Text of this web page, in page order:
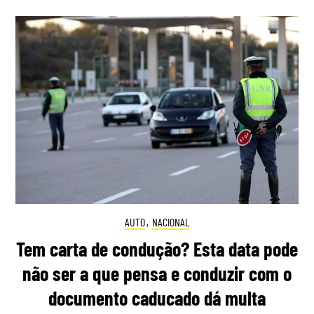
AUTO, NACIONAL
Tem carta de condução? Esta data pode
não ser a que pensa e conduzir com o
documento caducado dá multa